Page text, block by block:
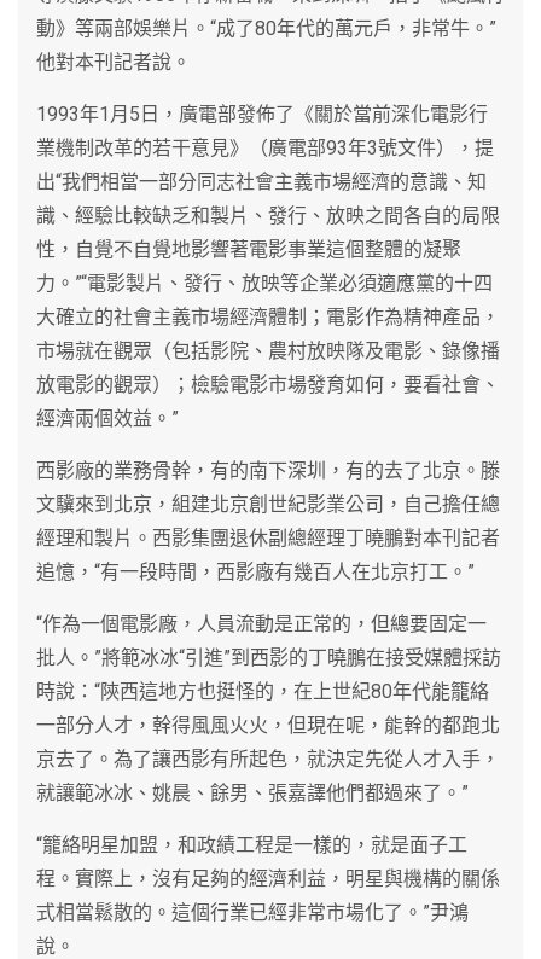
動》等兩部娛樂片。“成了80年代的萬元戶，非常牛。”
他對本刊記者說。
1993年1月5日，廣電部發佈了《關於當前深化電影行
業機制改革的若干意見》（廣電部93年3號文件），提
出“我們相當一部分同志社會主義市場經濟的意識、知
識、經驗比較缺乏和製片、發行、放映之間各自的局限
性，自覺不自覺地影響著電影事業這個整體的凝聚
力。”“電影製片、發行、放映等企業必須適應黨的十四
大確立的社會主義市場經濟體制；電影作為精神產品，
市場就在觀眾（包括影院、農村放映隊及電影、錄像播
放電影的觀眾）；檢驗電影市場發育如何，要看社會、
經濟兩個效益。”
西影廠的業務骨幹，有的南下深圳，有的去了北京。滕
文驥來到北京，組建北京創世紀影業公司，自己擔任總
經理和製片。西影集團退休副總經理丁曉鵬對本刊記者
追憶，“有一段時間，西影廠有幾百人在北京打工。”
“作為一個電影廠，人員流動是正常的，但總要固定一
批人。”將範冰冰“引進”到西影的丁曉鵬在接受媒體採訪
時說：“陝西這地方也挺怪的，在上世紀80年代能籠絡
一部分人才，幹得風風火火，但現在呢，能幹的都跑北
京去了。為了讓西影有所起色，就決定先從人才入手，
就讓範冰冰、姚晨、餘男、張嘉譯他們都過來了。”
“籠絡明星加盟，和政績工程是一樣的，就是面子工
程。實際上，沒有足夠的經濟利益，明星與機構的關係
式相當鬆散的。這個行業已經非常市場化了。”尹鴻
說。